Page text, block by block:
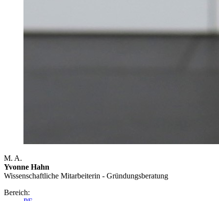
M. A.
Yvonne Hahn
Wissenschaftliche Mitarbeiterin - Gründungsberatung
Bereich: